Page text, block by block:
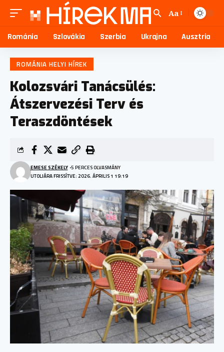
Aa
Románia Szlovákia Szerbia Ukrajna Ausztria
ROMÁNIA HELYI HÍREK
Kolozsvári Tanácsülés:
Átszervezési Terv és
Teraszdöntések
UTOLJÁRA FRISSÍTVE: 2026. ÁPRILIS 1 19:19
EMESE SZÉKELY 5 PERCES OLVASMÁNY